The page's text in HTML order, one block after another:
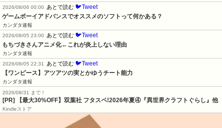
2026/08/06 00:00
あとで読む 🐦Tweet
ゲームボーイアドバンスでオススメのソフトって何かある？
カンダタ速報
2026/08/05 23:00
あとで読む 🐦Tweet
もちづきさんアニメ化←これが炎上しない理由
カンダタ速報
2026/08/05 22:31
あとで読む 🐦Tweet
【ワンピース】アツアツの実とかゆうチート能力
カンダタ速報
2026/08/31 まで！
[PR] 【最大30%OFF】双葉社 フタスペ!2026年夏④『異世界クラフトぐらし』他
Kindleストア